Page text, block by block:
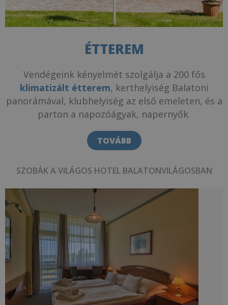
ÉTTEREM
Vendégeink kényelmét szolgálja a 200 fős
klimatizált étterem, kerthelyiség Balatoni
panorámával, klubhelyiség az első emeleten, és a
parton a napozóágyak, napernyők.
TOVÁBB
SZOBÁK A VILÁGOS HOTEL BALATONVILÁGOSBAN